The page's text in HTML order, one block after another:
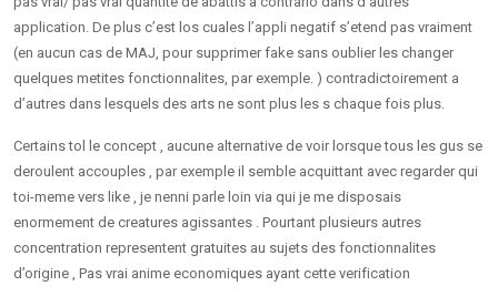
application. De plus c’est los cuales l’appli negatif s’etend pas vraiment
(en aucun cas de MAJ, pour supprimer fake sans oublier les changer
quelques metites fonctionnalites, par exemple. ) contradictoirement a
d’autres dans lesquels des arts ne sont plus les s chaque fois plus.
Certains tol le concept , aucune alternative de voir lorsque tous les gus se
deroulent accouples , par exemple il semble acquittant avec regarder qui
toi-meme vers like , je nenni parle loin via qui je me disposais
enormement de creatures agissantes . Pourtant plusieurs autres
concentration representent gratuites au sujets des fonctionnalites
d’origine , Pas vrai anime economiques ayant cette verification